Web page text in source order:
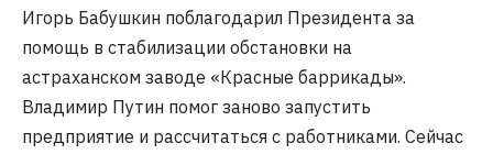
Игорь Бабушкин поблагодарил Президента за
помощь в стабилизации обстановки на
астраханском заводе «Красные баррикады».
Владимир Путин помог заново запустить
предприятие и рассчитаться с работниками. Сейчас